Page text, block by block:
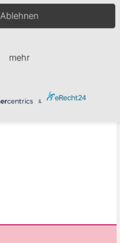
Ablehnen
mehr
&